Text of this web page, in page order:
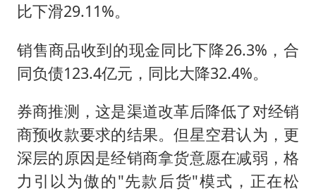
比下滑29.11%。
销售商品收到的现金同比下降26.3%，合
同负债123.4亿元，同比大降32.4%。
券商推测，这是渠道改革后降低了对经销
商预收款要求的结果。但星空君认为，更
深层的原因是经销商拿货意愿在减弱，格
力引以为傲的"先款后货"模式，正在松